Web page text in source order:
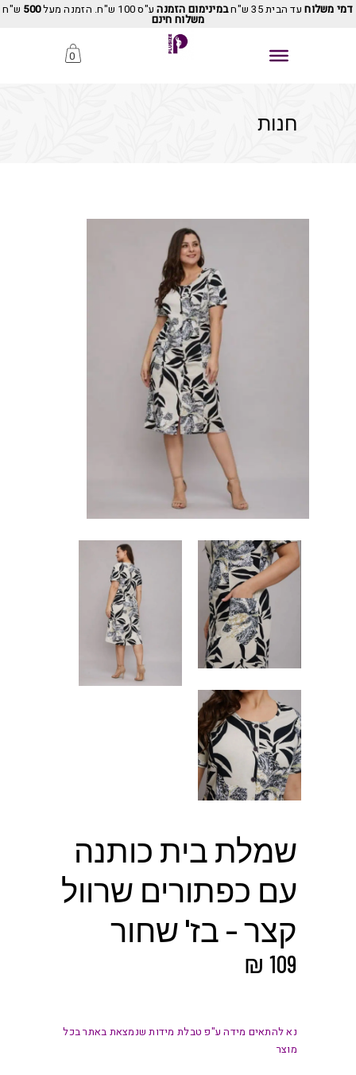
דמי משלוחעד הבית 35 ש"ח במינימום הזמנהע"ס 100 ש"ח. הזמנה מעל 500 ש"ח
משלוח חינם
0
חנות
שמלת בית כותנה
עם כפתורים שרוול
קצר – בז' שחור
₪ 109
נא להתאים מידה ע"פ טבלת מידות שנמצאת באתר בכל
מוצר